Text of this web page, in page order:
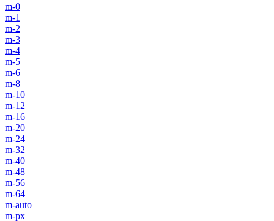
m-0
m-1
m-2
m-3
m-4
m-5
m-6
m-8
m-10
m-12
m-16
m-20
m-24
m-32
m-40
m-48
m-56
m-64
m-auto
m-px